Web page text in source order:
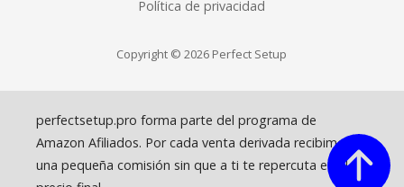
Política de privacidad
Copyright © 2026 Perfect Setup
perfectsetup.pro forma parte del programa de
Amazon Afiliados. Por cada venta derivada recibimos
una pequeña comisión sin que a ti te repercuta en el